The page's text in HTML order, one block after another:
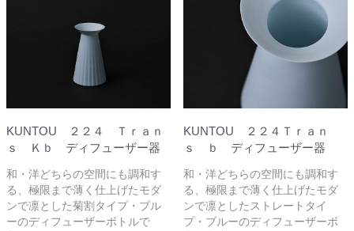
KUNTOU ２２４ Ｔｒａｎ
ｓ Ｋｂ ディフューザー器
和・洋どちらの空間にも調和す
る、極限まで薄く仕上げたモダ
ンで凛とした菊割タイプ・ブル
ーのディフューザーボトルで
KUNTOU ２２４Ｔｒａｎ
ｓ ｂ ディフューザー器
和・洋どちらの空間にも調和す
る、極限まで薄く仕上げたモダ
ンで凛としたストレートタイ
プ・ブルーのディフューザーボ